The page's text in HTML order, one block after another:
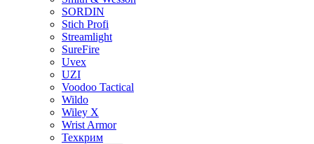
SORDIN
Stich Profi
Streamlight
SureFire
Uvex
UZI
Voodoo Tactical
Wildo
Wiley X
Wrist Armor
Техкрим